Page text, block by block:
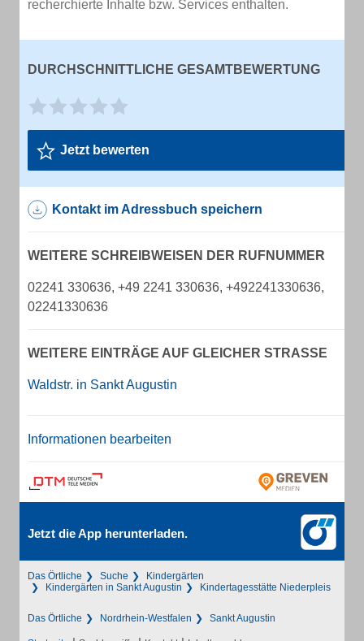
recherchierte Inhalte bzw. Services enthalten.
DURCHSCHNITTLICHE GESAMTBEWERTUNG
Jetzt bewerten
Kontakt im Adressbuch speichern
WEITERE SCHREIBWEISEN DER RUFNUMMER
02241 330636, +49 2241 330636, +492241330636,
02241330636
WEITERE EINTRÄGE AUF GLEICHER STRASSE
Waldstr. in Sankt Augustin
Informationen bearbeiten
Jetzt die App herunterladen.
Das Örtliche Suche
Kindergärten
Kindergärten in Sankt Augustin
Kindertagesstätte Niederpleis
Das Örtliche Nordrhein-Westfalen Sankt Augustin